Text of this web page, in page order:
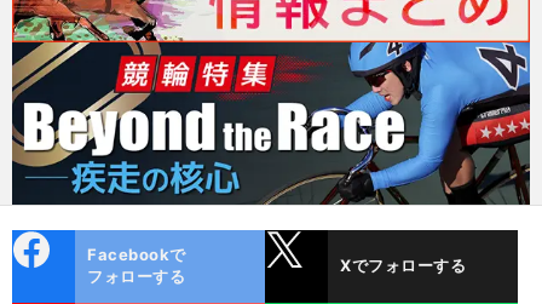
ok
Facebookで
フォローする
Xでフォローする